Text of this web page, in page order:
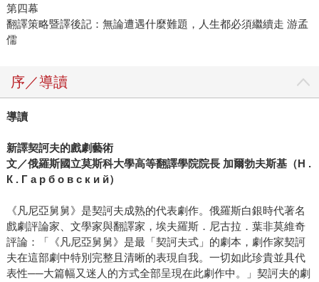
第四幕
翻譯策略暨譯後記：無論遭遇什麼難題，人生都必須繼續走 游孟
儒
序／導讀
導讀
新譯契訶夫的戲劇藝術
文／俄羅斯國立莫斯科大學高等翻譯學院院長 加爾勃夫斯基（Н .
К . Г а р б о в с к и й）
《凡尼亞舅舅》是契訶夫成熟的代表劇作。俄羅斯白銀時代著名
戲劇評論家、文學家與翻譯家，埃夫羅斯．尼古拉．葉非莫維奇
評論：「《凡尼亞舅舅》是最「契訶夫式」的劇本，劇作家契訶
夫在這部劇中特別完整且清晰的表現自我。一切如此珍貴並具代
表性──大篇幅又迷人的方式全部呈現在此劇作中。」契訶夫的劇